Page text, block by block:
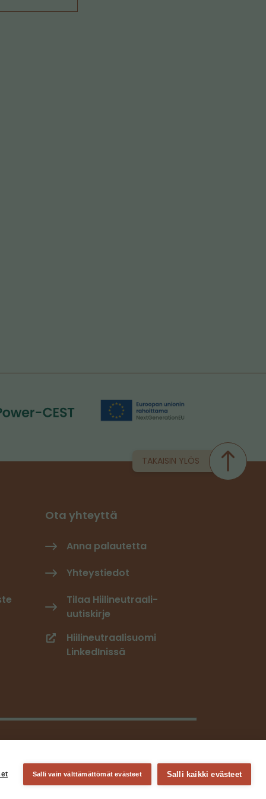
Salli vain välttämättömät evästeet Salli kaikki evästeet
TAKAISIN YLÖS
Ota yhteyttä
Anna palautetta
Yhteystiedot
Tilaa Hiilineutraali-
uutiskirje
Hiilineutraalisuomi
LinkedInissä